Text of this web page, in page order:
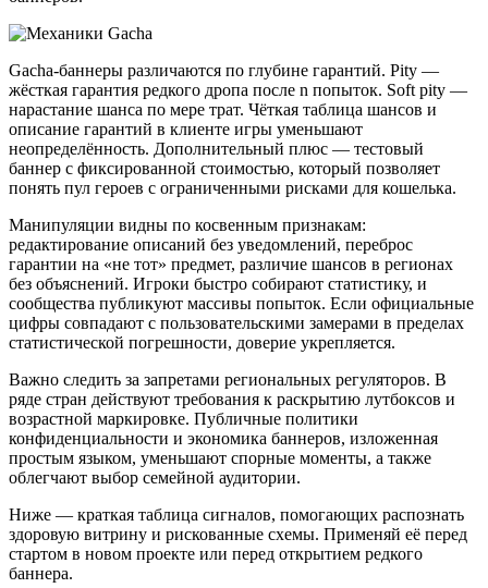
Gacha-баннеры различаются по глубине гарантий. Pity —
жёсткая гарантия редкого дропа после n попыток. Soft pity —
нарастание шанса по мере трат. Чёткая таблица шансов и
описание гарантий в клиенте игры уменьшают
неопределённость. Дополнительный плюс — тестовый
баннер с фиксированной стоимостью, который позволяет
понять пул героев с ограниченными рисками для кошелька.
Манипуляции видны по косвенным признакам:
редактирование описаний без уведомлений, переброс
гарантии на «не тот» предмет, различие шансов в регионах
без объяснений. Игроки быстро собирают статистику, и
сообщества публикуют массивы попыток. Если официальные
цифры совпадают с пользовательскими замерами в пределах
статистической погрешности, доверие укрепляется.
Важно следить за запретами региональных регуляторов. В
ряде стран действуют требования к раскрытию лутбоксов и
возрастной маркировке. Публичные политики
конфиденциальности и экономика баннеров, изложенная
простым языком, уменьшают спорные моменты, а также
облегчают выбор семейной аудитории.
Ниже — краткая таблица сигналов, помогающих распознать
здоровую витрину и рискованные схемы. Применяй её перед
стартом в новом проекте или перед открытием редкого
баннера.